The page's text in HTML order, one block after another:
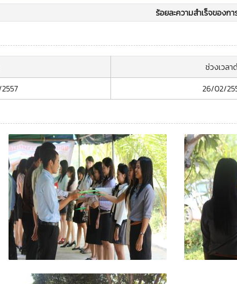
ร้อยละความสำเร็จของก
ช่วงเวล
26/02/